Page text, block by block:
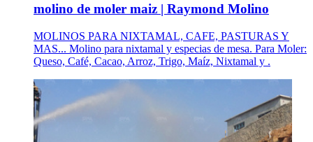
molino de moler maiz | Raymond Molino
MOLINOS PARA NIXTAMAL, CAFE, PASTURAS Y
MAS... Molino para nixtamal y especias de mesa. Para Moler:
Queso, Café, Cacao, Arroz, Trigo, Maíz, Nixtamal y .